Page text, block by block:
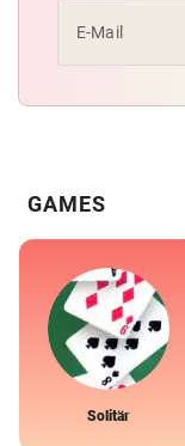
E-Mail
GAMES
Solitär